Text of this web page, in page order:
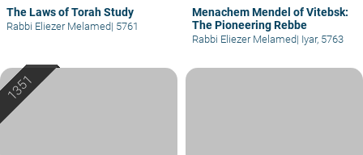
The Laws of Torah Study
Rabbi Eliezer Melamed| 5761
Menachem Mendel of Vitebsk:
The Pioneering Rebbe
Rabbi Eliezer Melamed| Iyar, 5763